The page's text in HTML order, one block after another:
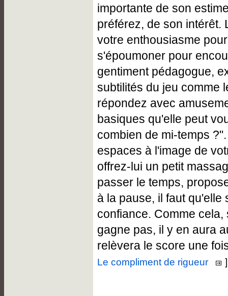
importante de son
préférez, de son intérêt.
votre enthousiasme
s'époumoner pour
gentiment pédagogue,
subtilités du jeu comme
répondez avec
basiques qu'elle peut
combien de mi-temps
espaces à l'image de
offrez-lui un petit
passer le temps,
à la pause, il faut qu'elle
confiance. Comme
gagne pas, il y en aura
relèvera le score une
Le compliment de rigueur ]